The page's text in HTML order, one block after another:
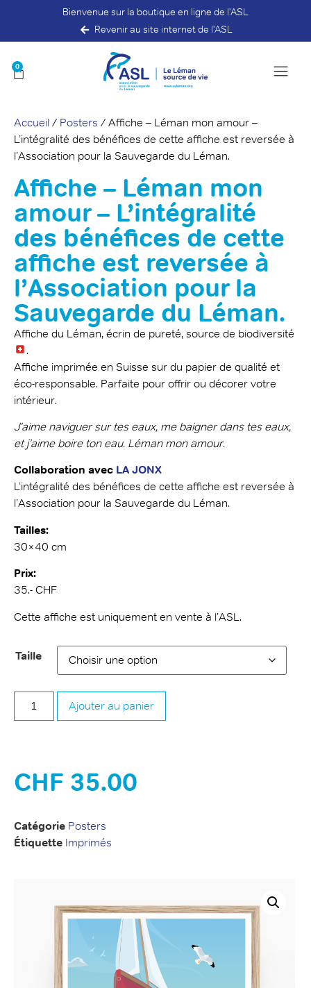
Bienvenue sur la boutique en ligne de l'ASL
Revenir au site internet de l'ASL
0
Accueil / Posters / Affiche – Léman mon amour –
L’intégralité des bénéfices de cette affiche est reversée à
l’Association pour la Sauvegarde du Léman.
Affiche – Léman mon
amour – L’intégralité
des bénéfices de cette
affiche est reversée à
l’Association pour la
Sauvegarde du Léman.
Affiche du Léman, écrin de pureté, source de biodiversité
.
Affiche imprimée en Suisse sur du papier de qualité et
éco-responsable. Parfaite pour offrir ou décorer votre
intérieur.
J’aime naviguer sur tes eaux, me baigner dans tes eaux,
et j’aime boire ton eau. Léman mon amour.
Collaboration avec LA JONX
L’intégralité des bénéfices de cette affiche est reversée à
l’Association pour la Sauvegarde du Léman.
Tailles:
30×40 cm
Prix:
35.- CHF
Cette affiche est uniquement en vente à l’ASL.
Taille
Ajouter au panier
CHF 35.00
Catégorie Posters
Étiquette Imprimés